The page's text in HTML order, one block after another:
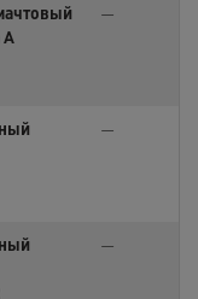
А
—
—
—